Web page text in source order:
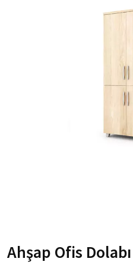
Ahşap Ofis Dolabı